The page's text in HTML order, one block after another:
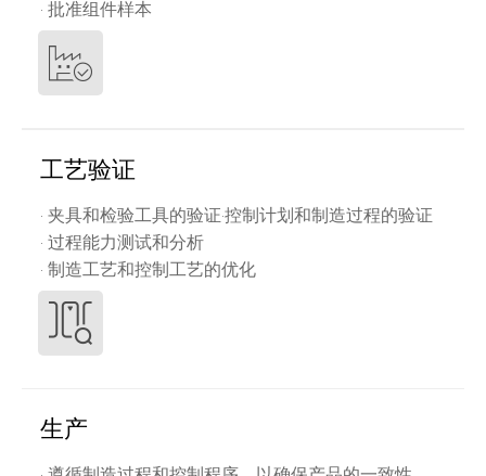
· 批准组件样本
工艺验证
· 夹具和检验工具的验证·控制计划和制造过程的验证
· 过程能力测试和分析
· 制造工艺和控制工艺的优化
生产